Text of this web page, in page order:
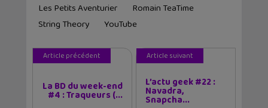
Les Petits Aventurier
Romain TeaTime
String Theory
YouTube
Article précédent
La BD du week-end
#4 : Traqueurs (...
Article suivant
L’actu geek #22 :
Navadra,
Snapcha...